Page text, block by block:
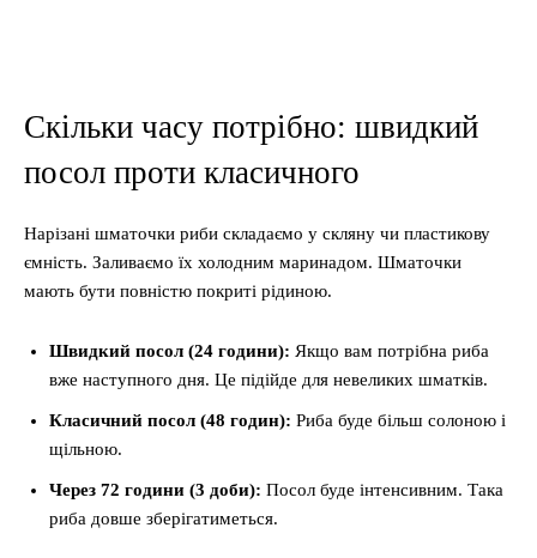
Скільки часу потрібно: швидкий
посол проти класичного
Нарізані шматочки риби складаємо у скляну чи пластикову
ємність. Заливаємо їх холодним маринадом. Шматочки
мають бути повністю покриті рідиною.
Швидкий посол (24 години): Якщо вам потрібна риба
вже наступного дня. Це підійде для невеликих шматків.
Класичний посол (48 годин): Риба буде більш солоною і
щільною.
Через 72 години (3 доби): Посол буде інтенсивним. Така
риба довше зберігатиметься.